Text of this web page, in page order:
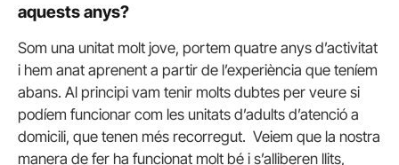
aquests anys?
Som una unitat molt jove, portem quatre anys d’activitat
i hem anat aprenent a partir de l’experiència que teníem
abans. Al principi vam tenir molts dubtes per veure si
podíem funcionar com les unitats d’adults d’atenció a
domicili, que tenen més recorregut. Veiem que la nostra
manera de fer ha funcionat molt bé i s’alliberen llits,